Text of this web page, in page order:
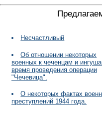
Несчастливый
Об отношении некоторых
военных к чеченцам и
время проведения операции
"Чечевица".
О некоторых фактах
преступлений 1944 года.